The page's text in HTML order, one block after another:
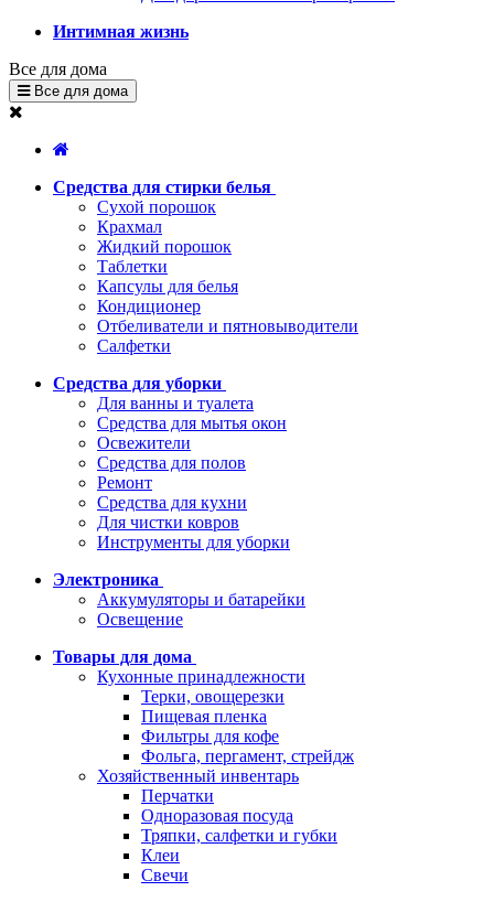
Интимная жизнь
Все для дома
Все для дома
Средства для стирки белья
Сухой порошок
Крахмал
Жидкий порошок
Таблетки
Капсулы для белья
Кондиционер
Отбеливатели и пятновыводители
Салфетки
Средства для уборки
Для ванны и туалета
Средства для мытья окон
Освежители
Средства для полов
Ремонт
Средства для кухни
Для чистки ковров
Инструменты для уборки
Электроника
Аккумуляторы и батарейки
Освещение
Товары для дома
Кухонные принадлежности
Терки, овощерезки
Пищевая пленка
Фильтры для кофе
Фольга, пергамент, стрейдж
Хозяйственный инвентарь
Перчатки
Одноразовая посуда
Тряпки, салфетки и губки
Клеи
Свечи